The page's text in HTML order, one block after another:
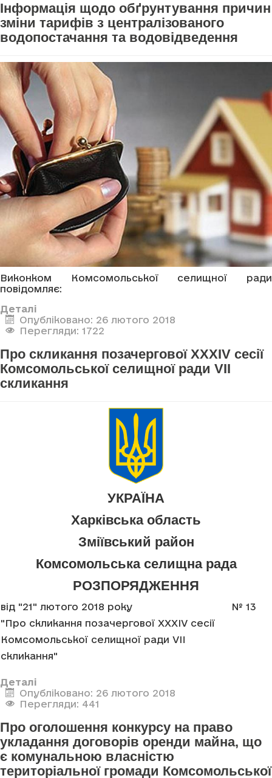
Інформація щодо обґрунтування причин
зміни тарифів з централізованого
водопостачання та водовідведення
Виконком Комсомольської селищної ради
повідомляє:
Деталі
Опубліковано: 26 лютого 2018
Перегляди: 1722
Про скликання позачергової XXXIV сесії
Комсомольської селищної ради VII
скликання
УКРАЇНА
Харківська область
Зміївський район
Комсомольська селищна рада
РОЗПОРЯДЖЕННЯ
від "21" лютого 2018 року
"Про скликання позачергової XXXIV сесії
Комсомольської селищної ради VII
скликання"
№ 13
Деталі
Опубліковано: 26 лютого 2018
Перегляди: 441
Про оголошення конкурсу на право
укладання договорів оренди майна, що
є комунальною власністю
територіальної громади Комсомольської